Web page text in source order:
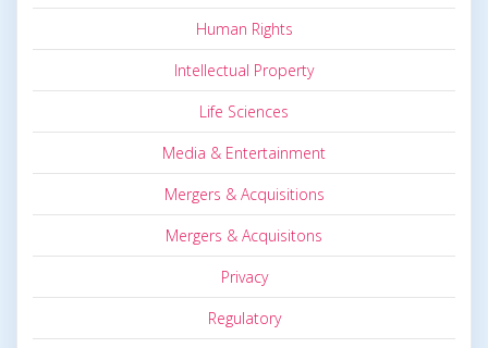
Human Rights
Intellectual Property
Life Sciences
Media & Entertainment
Mergers & Acquisitions
Mergers & Acquisitons
Privacy
Regulatory